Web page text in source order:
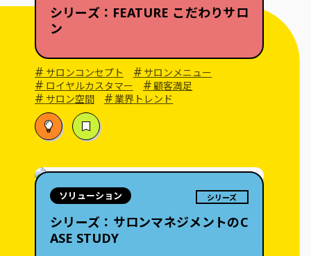
シリーズ：FEATURE こだわりサロ
ン
# サロンコンセプト # サロンメニュー
# ロイヤルカスタマー #顧客満足
# サロン空間 #業界トレンド
ソリューション シリーズ
シリーズ：サロンマネジメントのC
ASE STUDY